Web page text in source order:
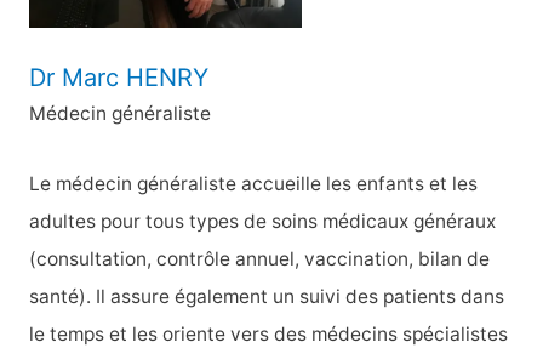
Dr Marc HENRY
Médecin généraliste
Le médecin généraliste accueille les enfants et les
adultes pour tous types de soins médicaux généraux
(consultation, contrôle annuel, vaccination, bilan de
santé). Il assure également un suivi des patients dans
le temps et les oriente vers des médecins spécialistes